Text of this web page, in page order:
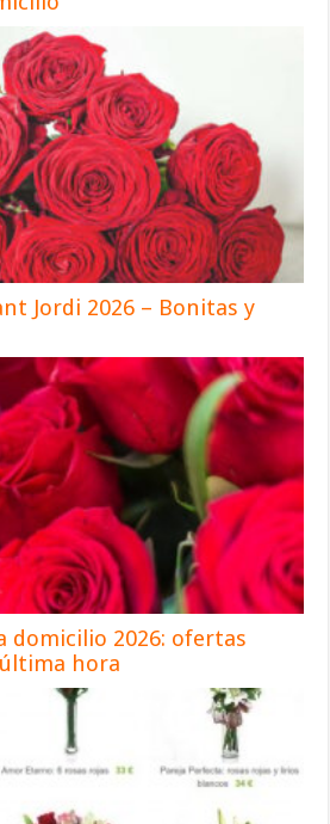
Jordi 2026 – Bonitas y
domicilio 2026: ofertas
hora